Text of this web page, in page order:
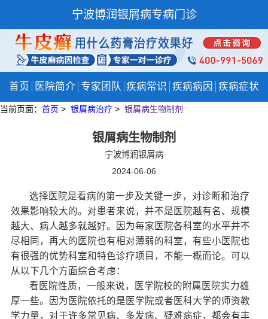
宁波博润银屑病专病门诊
首页 医院简介 专家团队 疾病常识 疾病病因 疾病症状
当前页面： 首页 > 银屑病治疗 > 银屑病生物制剂
银屑病生物制剂
宁波博润银屑病
2024-06-06
选择医院是看病的第一步及关键一步，对诊断和治疗
效果影响较大的。对患者来说，并不是医院越有名、规模
越大、病人越多就越好。因为每家医院各科室的水平并不
尽相同，再大的医院也有相对薄弱的科室，有些小医院也
有很强的优势科室和特色诊疗项目，不能一概而论。可以
从以下几个方面综合考虑：
看医院性质，一般来说，医学院校的附属医院实力雄
厚一些。因为医院依托的是医学院或者医科大学的师资教
学力量，对于许多常见病、多发病、疑难病症，都会有丰